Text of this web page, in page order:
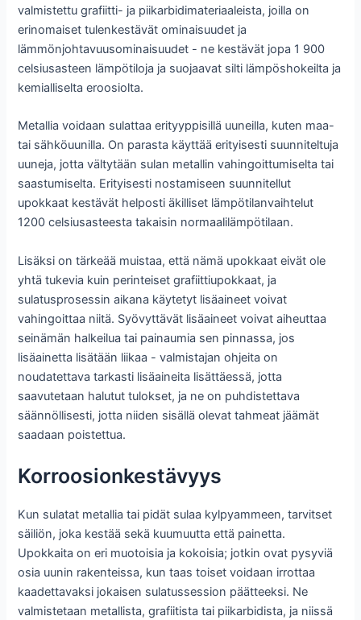
valmistettu grafiitti- ja piikarbidimateriaaleista, joilla on
erinomaiset tulenkestävät ominaisuudet ja
lämmönjohtavuusominaisuudet - ne kestävät jopa 1 900
celsiusasteen lämpötiloja ja suojaavat silti lämpöshokeilta ja
kemialliselta eroosiolta.
Metallia voidaan sulattaa erityyppisillä uuneilla, kuten maa-
tai sähköuunilla. On parasta käyttää erityisesti suunniteltuja
uuneja, jotta vältytään sulan metallin vahingoittumiselta tai
saastumiselta. Erityisesti nostamiseen suunnitellut
upokkaat kestävät helposti äkilliset lämpötilanvaihtelut
1200 celsiusasteesta takaisin normaalilämpötilaan.
Lisäksi on tärkeää muistaa, että nämä upokkaat eivät ole
yhtä tukevia kuin perinteiset grafiittiupokkaat, ja
sulatusprosessin aikana käytetyt lisäaineet voivat
vahingoittaa niitä. Syövyttävät lisäaineet voivat aiheuttaa
seinämän halkeilua tai painaumia sen pinnassa, jos
lisäainetta lisätään liikaa - valmistajan ohjeita on
noudatettava tarkasti lisäaineita lisättäessä, jotta
saavutetaan halutut tulokset, ja ne on puhdistettava
säännöllisesti, jotta niiden sisällä olevat tahmeat jäämät
saadaan poistettua.
Korroosionkestävyys
Kun sulatat metallia tai pidät sulaa kylpyammeen, tarvitset
säiliön, joka kestää sekä kuumuutta että painetta.
Upokkaita on eri muotoisia ja kokoisia; jotkin ovat pysyviä
osia uunin rakenteissa, kun taas toiset voidaan irrottaa
kaadettavaksi jokaisen sulatussession päätteeksi. Ne
valmistetaan metallista, grafiitista tai piikarbidista, ja niissä